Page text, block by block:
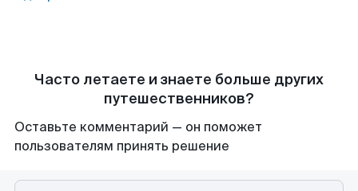
Часто летаете и знаете больше других
путешественников?
Оставьте комментарий — он поможет
пользователям принять решение